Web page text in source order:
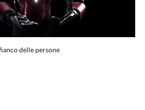
delle persone